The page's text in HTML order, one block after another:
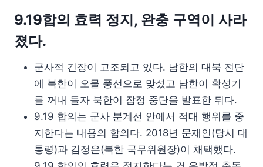
9.19합의 효력 정지, 완충 구역이 사라
졌다.
군사적 긴장이 고조되고 있다. 남한의 대북 전단
에 북한이 오물 풍선으로 맞섰고 남한이 확성기
를 꺼내 들자 북한이 잠정 중단을 발표한 뒤다.
9.19 합의는 군사 분계선 안에서 적대 행위를 중
지한다는 내용의 합의다. 2018년 문재인(당시 대
통령)과 김정은(북한 국무위원장)이 채택했다.